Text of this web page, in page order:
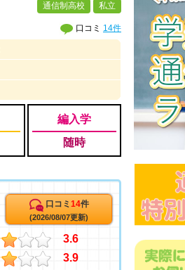
通信制高校 私立
口コミ 14件
編入学
随時
口コミ 14件
(2026/08/07更新)
3.6
3.9